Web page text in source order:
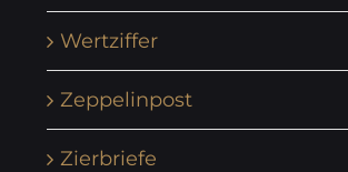
Wertziffer
Zeppelinpost
Zierbriefe